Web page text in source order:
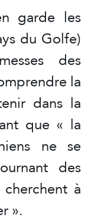
garde les
du Golfe)
des
la
dans la
que « la
ne se
des
à
».